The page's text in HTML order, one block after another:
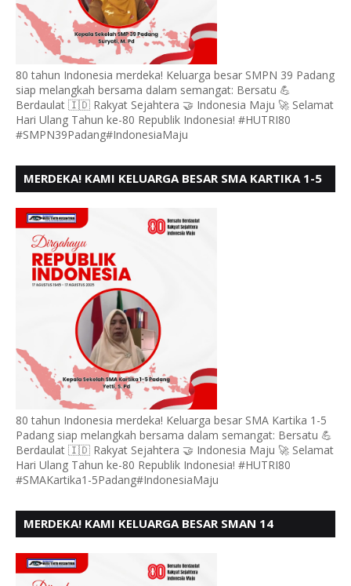
80 tahun Indonesia merdeka! Keluarga besar SMPN 39 Padang
siap melangkah bersama dalam semangat: Bersatu 💪
Berdaulat 🇮🇩 Rakyat Sejahtera 🤝 Indonesia Maju 🚀 Selamat
Hari Ulang Tahun ke-80 Republik Indonesia! #HUTRI80
#SMPN39Padang#IndonesiaMaju
MERDEKA! KAMI KELUARGA BESAR SMA KARTIKA 1-5
BERSATU BERD
80 tahun Indonesia merdeka! Keluarga besar SMA Kartika 1-5
Padang siap melangkah bersama dalam semangat: Bersatu 💪
Berdaulat 🇮🇩 Rakyat Sejahtera 🤝 Indonesia Maju 🚀 Selamat
Hari Ulang Tahun ke-80 Republik Indonesia! #HUTRI80
#SMAKartika1-5Padang#IndonesiaMaju
MERDEKA! KAMI KELUARGA BESAR SMAN 14